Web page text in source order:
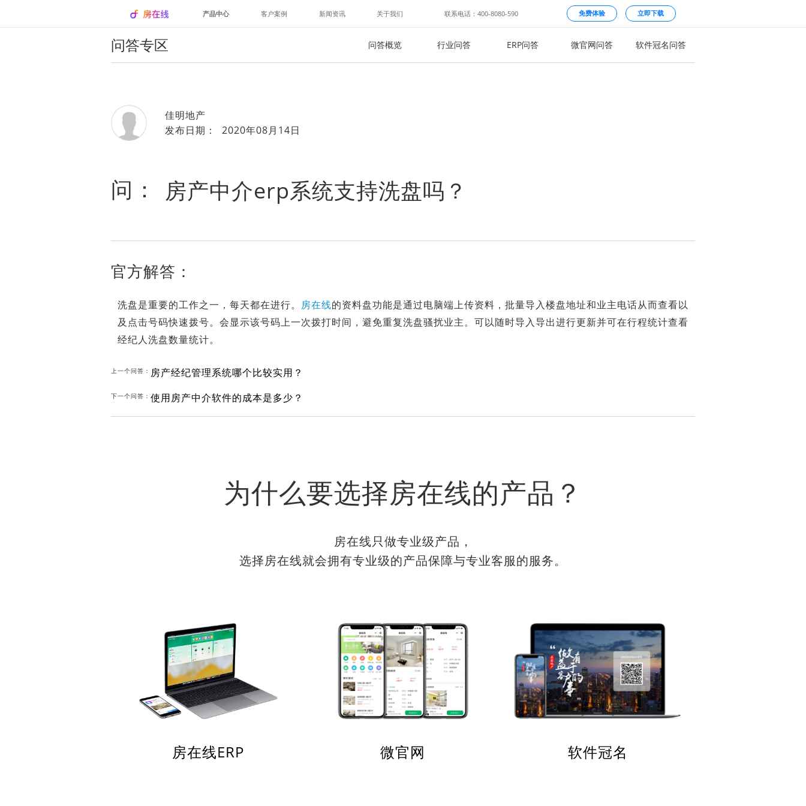
产品中心 客户案例 新闻资讯 关于我们 联系电话：400-8080-590 免费体验 立即下载
问答专区 问答概览 行业问答 ERP问答 微官网问答 软件冠名问答
佳明地产
发布日期： 2020年08月14日
问： 房产中介erp系统支持洗盘吗？
官方解答：
洗盘是重要的工作之一，每天都在进行。 房在线的资料盘功能是通过电脑端上传资料，批量导入楼盘地址和业主电话从而查看以
及点击号码快速拨号。会显示该号码上一次拨打时间，避免重复洗盘骚扰业主。可以随时导入导出进行更新并可在行程统计查看
经纪人洗盘数量统计。
上一个问答： 房产经纪管理系统哪个比较实用？
下一个问答： 使用房产中介软件的成本是多少？
为什么要选择房在线的产品？
房在线只做专业级产品，
选择房在线就会拥有专业级的产品保障与专业客服的服务。
房在线ERP 微官网 软件冠名